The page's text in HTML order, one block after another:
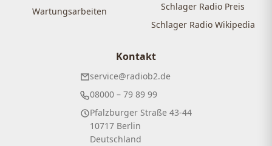
Wartungsarbeiten
Schlager Radio Preis
Schlager Radio Wikipedia
Kontakt
service@radiob2.de
08000 – 79 89 99
Pfalzburger Straße 43-44
10717 Berlin
Deutschland